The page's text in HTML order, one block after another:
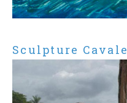
Sculpture Cavale